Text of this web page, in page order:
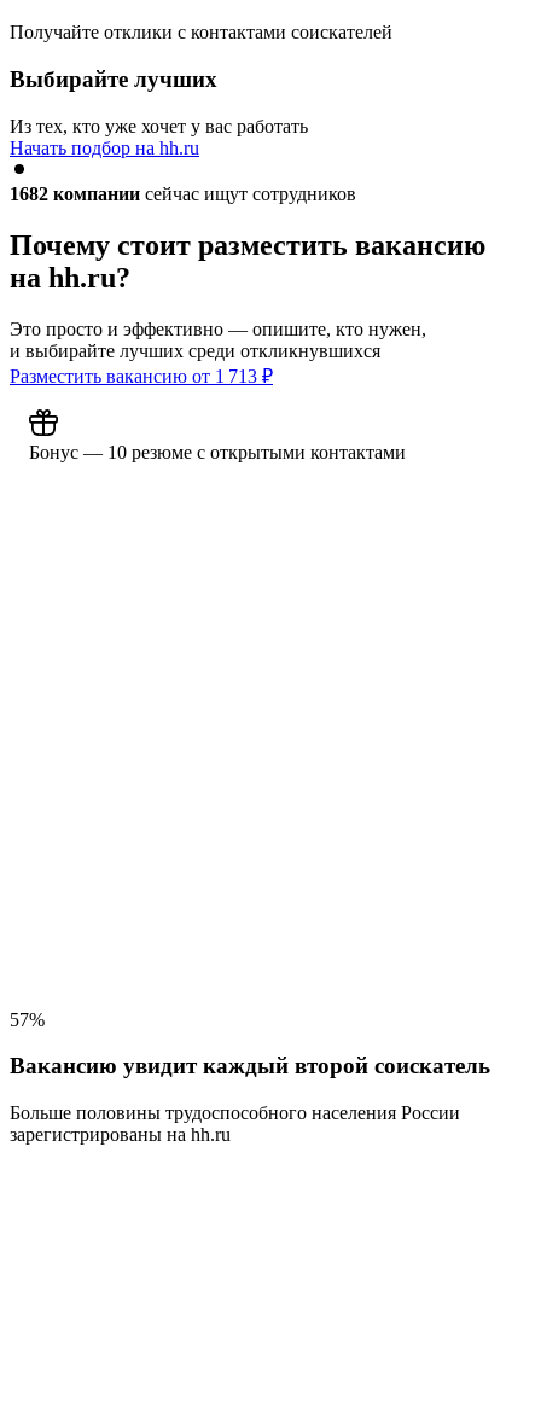
Получайте отклики с контактами соискателей
Выбирайте лучших
Из тех, кто уже хочет у вас работать
Начать подбор на hh.ru
1682 компании сейчас ищут сотрудников
Почему стоит разместить вакансию
на hh.ru?
Это просто и эффективно — опишите, кто нужен,
и выбирайте лучших среди откликнувшихся
Разместить вакансию от 1 713 ₽
Бонус — 10 резюме с открытыми контактами
57%
Вакансию увидит каждый второй соискатель
Больше половины трудоспособного населения России
зарегистрированы на hh.ru